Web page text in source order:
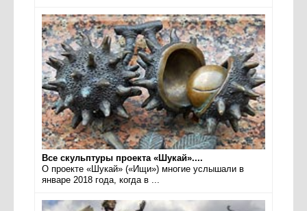
Все скульптуры проекта «Шукай»....
О проекте «Шукай» («Ищи») многие услышали в
январе 2018 года, когда в ...